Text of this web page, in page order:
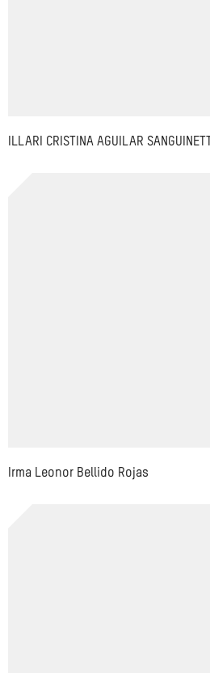
ILLARI CRISTINA AGUILAR SANGUINETTI
Irma Leonor Bellido Rojas